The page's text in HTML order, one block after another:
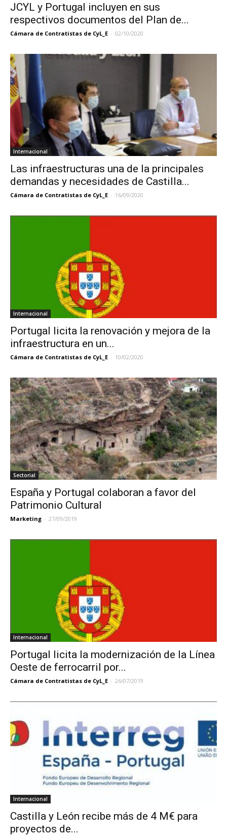
JCYL y Portugal incluyen en sus
respectivos documentos del Plan de...
Cámara de Contratistas de CyL_E - 02/10/2020
Internacional
Las infraestructuras una de la principales
demandas y necesidades de Castilla...
Cámara de Contratistas de CyL_E - 16/09/2020
Internacional
Portugal licita la renovación y mejora de la
infraestructura en un...
Cámara de Contratistas de CyL_E - 10/02/2020
Sectorial
España y Portugal colaboran a favor del
Patrimonio Cultural
Marketing - 27/09/2019
Internacional
Portugal licita la modernización de la Línea
Oeste de ferrocarril por...
Cámara de Contratistas de CyL_E - 26/07/2019
Internacional
Castilla y León recibe más de 4 M€ para
proyectos de...